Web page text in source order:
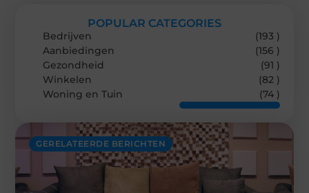
GERELATEERDE BERICHTEN
POPULAR CATEGORIES
Bedrijven
(193 )
Aanbiedingen
(156 )
Gezondheid
(91 )
Winkelen
(82 )
Woning en Tuin
(74 )